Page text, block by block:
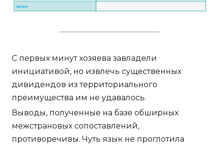
С первых минут хозяева завладели
инициативой, но извлечь существенных
дивидендов из территориального
преимущества им не удавалось.
Выводы, полученные на базе обширных
межстрановых сопоставлений,
противоречивы. Чуть язык не проглотила